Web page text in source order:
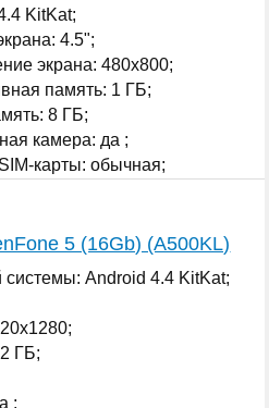
KitKat;
4.5";
экрана: 480x800;
память: 1 ГБ;
8 ГБ;
камера: да ;
карты: обычная;
5 (16Gb) (A500KL)
Android 4.4 KitKat;
ГБ;
;